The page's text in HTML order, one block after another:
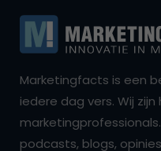
Marketingfacts is een
iedere dag vers. Wij
podcasts, blogs,